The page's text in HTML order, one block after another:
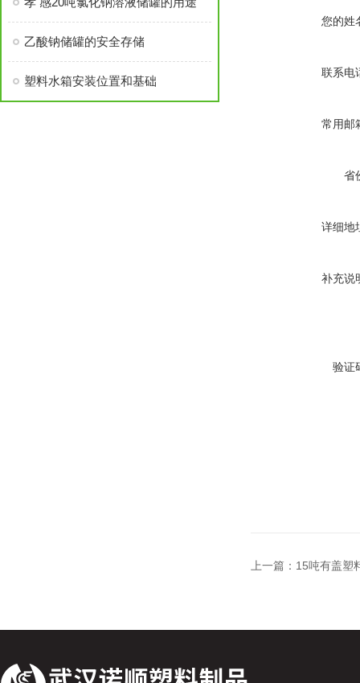
乙酸钠储罐的安全存储
塑料水箱安装位置和基础
您的姓
联系电
常用邮
省
详细地
补充说
验证
上一篇： 15吨有盖塑